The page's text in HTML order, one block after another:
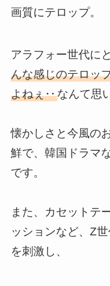
画質にテロップ。
アラフォー世代に
んな感じのテロッ
よねぇ‥なんて思
懐かしさと今風の
鮮で、韓国ドラマ
です。
また、カセットテ
ッションなど、Z
を刺激し、